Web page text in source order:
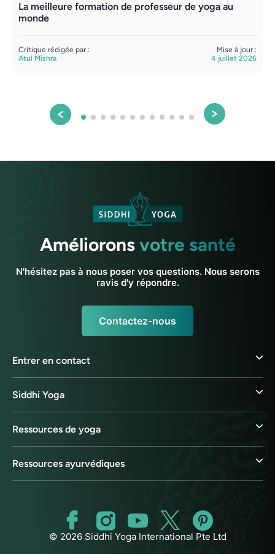
La meilleure formation de professeur de yoga au
monde
Critique rédigée par :
Atul Mishra
Mise à jour :
4 juillet 2026
Amélioronsvotre santé
N'hésitez pas à nous poser vos questions. Nous serons
ravis d'y répondre.
Contactez-nous
Entrer en contact
Siddhi Yoga
Ressources de yoga
Ressources ayurvédiques
© 2026 Siddhi Yoga International Pte Ltd